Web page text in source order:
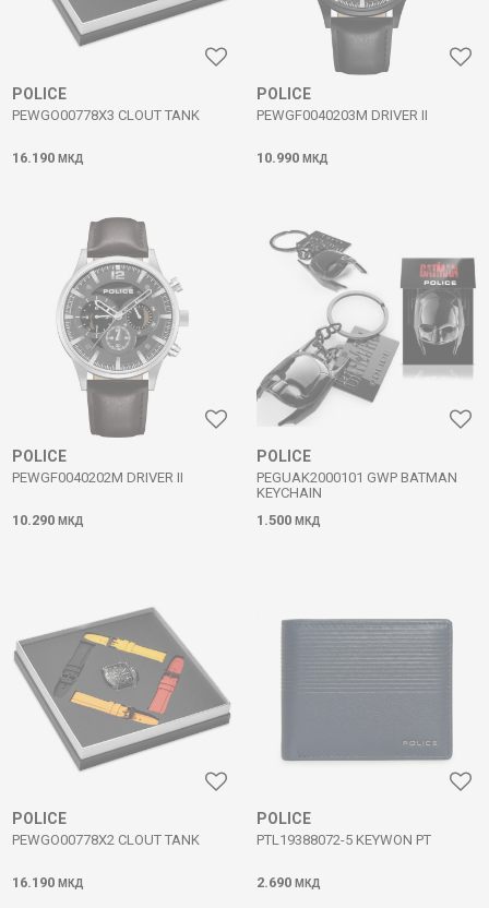
POLICE
PEWGO00778X3 CLOUT TANK
16.190 МКД
POLICE
PEWGF0040203M DRIVER II
10.990 МКД
POLICE
PEWGF0040202M DRIVER II
10.290 МКД
POLICE
PEGUAK2000101 GWP BATMAN
KEYCHAIN
1.500 МКД
POLICE
PEWGO00778X2 CLOUT TANK
16.190 МКД
POLICE
PTL19388072-5 KEYWON PT
2.690 МКД